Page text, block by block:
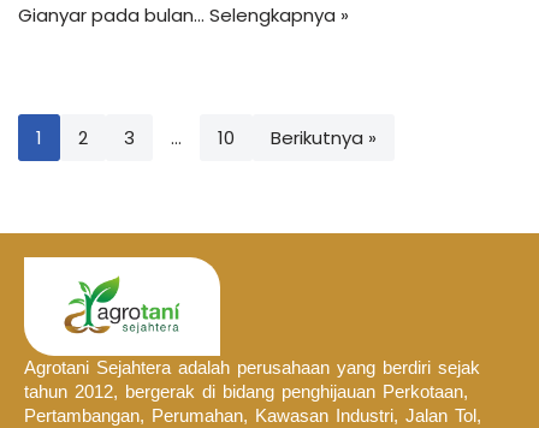
Gianyar pada bulan… Selengkapnya »
1 2 3 … 10 Berikutnya »
Agrotani Sejahtera adalah perusahaan yang berdiri sejak
tahun 2012, bergerak di bidang penghijauan Perkotaan,
Pertambangan, Perumahan, Kawasan Industri, Jalan Tol,